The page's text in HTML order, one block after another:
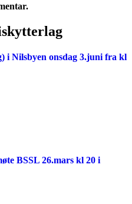
i Nilsbyen onsdag 3.juni fra kl
BSSL 26.mars kl 20 i